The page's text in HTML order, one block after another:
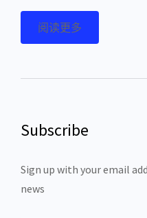
阅读更多
Subscribe
Sign up with your email
news